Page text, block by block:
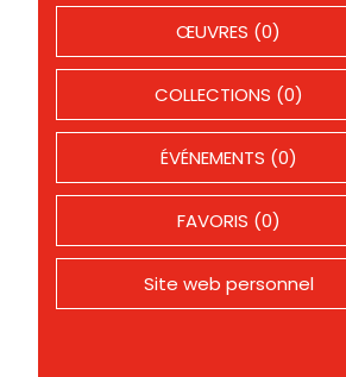
ŒUVRES (0)
COLLECTIONS (0)
ÉVÉNEMENTS (0)
FAVORIS (0)
Site web personnel